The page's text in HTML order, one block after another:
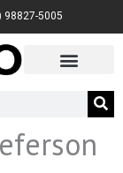
98827-5005